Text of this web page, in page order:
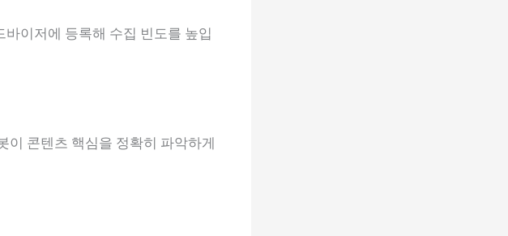
이저에 등록해 수집 빈도를 높입
이 콘텐츠 핵심을 정확히 파악하게